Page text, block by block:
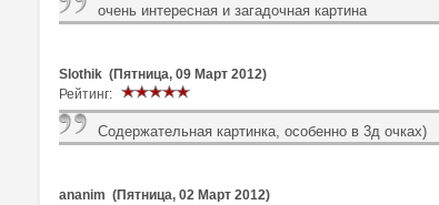
очень интересная и загадочная картина
Slothik (Пятница, 09 Март 2012)
Рейтинг:
Содержательная картинка, особенно в 3д очках)
ananim (Пятница, 02 Март 2012)